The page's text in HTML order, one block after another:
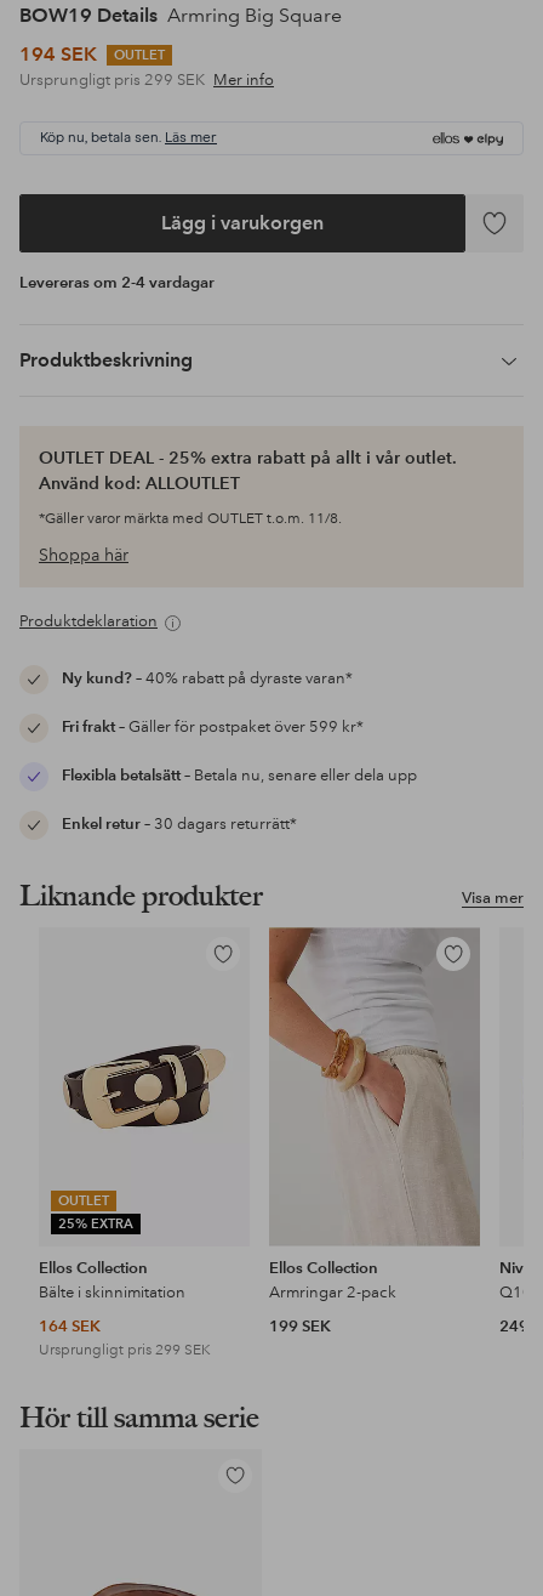
BOW19 Details Armring Big Square
194 SEK
OUTLET
Ursprungligt pris 299 SEK Mer info
Köp nu, betala sen. Läs mer
Lägg i varukorgen
Lägg
Levereras om 2-4 vardagar
Produktbeskrivning
OUTLET DEAL - 25% extra rabatt på allt i vår outlet.
Använd kod: ALLOUTLET
*Gäller varor märkta med OUTLET t.o.m. 11/8.
Shoppa här
Produktdeklaration
Ny kund?– 40% rabatt på dyraste varan*
Fri frakt– Gäller för postpaket över 599 kr*
Flexibla betalsätt– Betala nu, senare eller dela upp
Enkel retur– 30 dagars returrätt*
Visa mer
Liknande produkter
OUTLET
25% EXTRA
Lägg
Ellos Collection
Bälte i skinnimitation
164 SEK
Ursprungligt pris 299 SEK
Lägg
Ellos Collection
Armringar 2-pack
199 SEK
Nivea
249
Hör till samma serie
Lägg